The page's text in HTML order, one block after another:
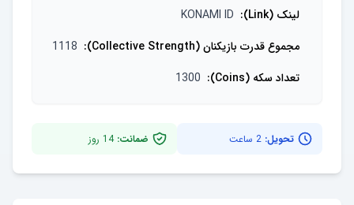
لینک (Link)
:
KONAMI ID
مجموع قدرت بازیکنان (Collective Strength)
:
1118
تعداد سکه (Coins)
:
1300
تحویل: 2 ساعت ضمانت:14 روز